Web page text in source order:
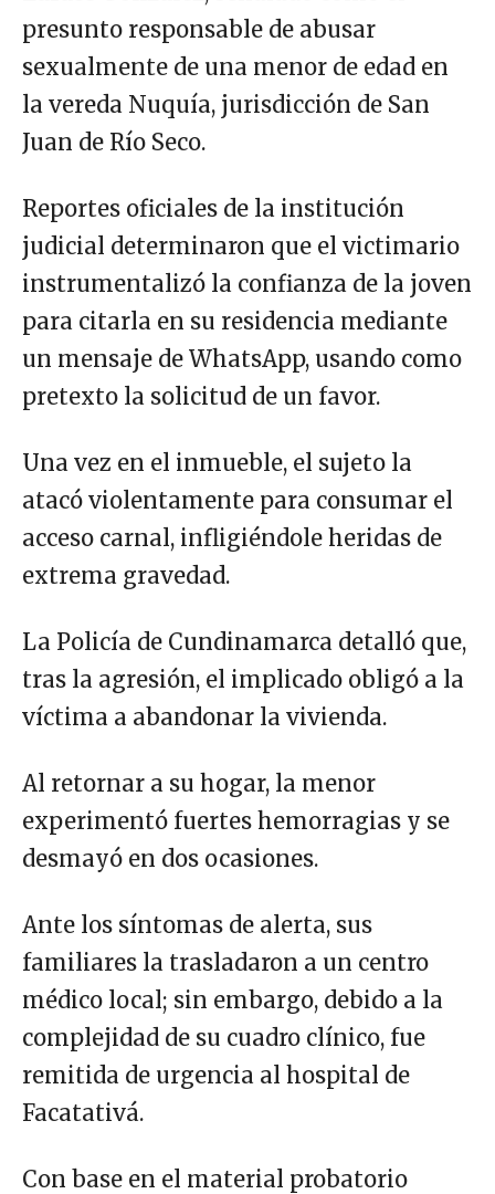
presunto responsable de abusar
sexualmente de una menor de edad en
la vereda Nuquía, jurisdicción de San
Juan de Río Seco.
Reportes oficiales de la institución
judicial determinaron que el victimario
instrumentalizó la confianza de la joven
para citarla en su residencia mediante
un mensaje de WhatsApp, usando como
pretexto la solicitud de un favor.
Una vez en el inmueble, el sujeto la
atacó violentamente para consumar el
acceso carnal, infligiéndole heridas de
extrema gravedad.
La Policía de Cundinamarca detalló que,
tras la agresión, el implicado obligó a la
víctima a abandonar la vivienda.
Al retornar a su hogar, la menor
experimentó fuertes hemorragias y se
desmayó en dos ocasiones.
Ante los síntomas de alerta, sus
familiares la trasladaron a un centro
médico local; sin embargo, debido a la
complejidad de su cuadro clínico, fue
remitida de urgencia al hospital de
Facatativá.
Con base en el material probatorio